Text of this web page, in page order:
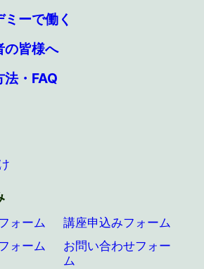
ーで働く
の皆様へ
法・FAQ
ォーム
講座申込みフォーム
ォーム
お問い合わせフォー
ム